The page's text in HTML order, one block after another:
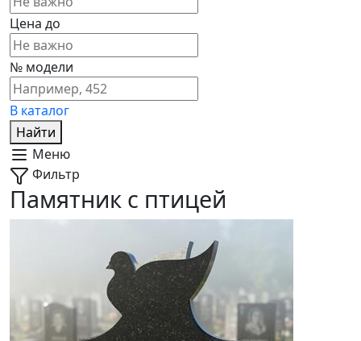
Цена до
№ модели
В каталог
Найти
Меню
Фильтр
Памятник с птицей